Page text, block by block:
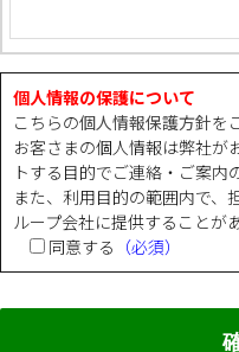
個人情報の保護について
こちらの個人情報保護方針を
お客さまの個人情報は弊社が
トする目的でご連絡・ご案内
また、利用目的の範囲内で、
ループ会社に提供することが
同意する （必須）